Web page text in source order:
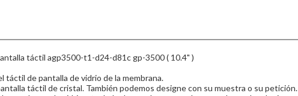
táctil agp3500-t1-d24-d81c gp-3500 ( 10.4" )
de pantalla de vidrio de la membrana.
táctil de cristal. También podemos designe con su muestra o su petición.